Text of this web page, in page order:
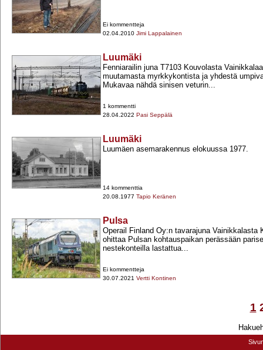
Ei kommentteja
02.04.2010 Jimi Lappalainen
Luumäki
Fenniarailin juna T7103 Kouvolasta
muutamasta myrkkykontista ja yhdestä
Mukavaa nähdä sinisen veturin...
1 kommentti
28.04.2022 Pasi Seppälä
Luumäki
Luumäen asemarakennus elokuussa 1977.
14 kommenttia
20.08.1977 Tapio Keränen
Pulsa
Operail Finland Oy:n tavarajuna Vainikkalasta
ohittaa Pulsan kohtauspaikan perässään
nestekonteilla lastattua...
Ei kommentteja
30.07.2021 Vertti Kontinen
1